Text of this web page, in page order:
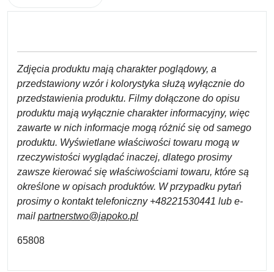
Zdjęcia produktu mają charakter poglądowy, a
przedstawiony wzór i kolorystyka służą wyłącznie do
przedstawienia produktu. Filmy dołączone do opisu
produktu mają wyłącznie charakter informacyjny, więc
zawarte w nich informacje mogą różnić się od samego
produktu. Wyświetlane właściwości towaru mogą w
rzeczywistości wyglądać inaczej, dlatego prosimy
zawsze kierować się właściwościami towaru, które są
określone w opisach produktów. W przypadku pytań
prosimy o kontakt telefoniczny +48221530441 lub e-
mail partnerstwo@japoko.pl
65808